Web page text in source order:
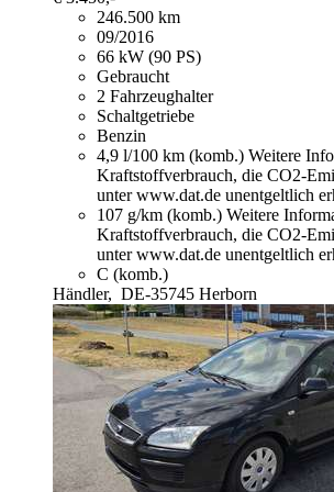
246.500 km
09/2016
66 kW (90 PS)
Gebraucht
2 Fahrzeughalter
Schaltgetriebe
Benzin
4,9 l/100 km (komb.) Weitere
Kraftstoffverbrauch, die CO2-
unter www.dat.de unentgeltlich
107 g/km (komb.) Weitere
Kraftstoffverbrauch, die CO2-
unter www.dat.de unentgeltlich
C (komb.)
Händler, DE-35745 Herborn